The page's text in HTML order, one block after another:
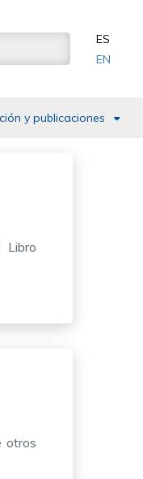
ES
EN
y publicaciones
Libro
otros